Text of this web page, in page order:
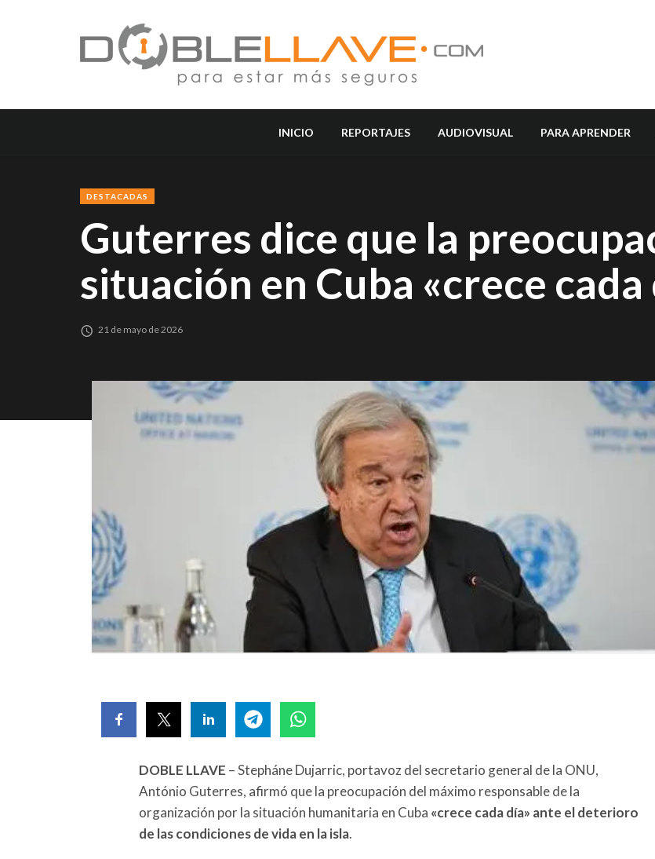
INICIO REPORTAJES AUDIOVISUAL PARA APRENDER
DESTACADAS
Guterres dice que la
situación en Cuba «crece cada
21 de mayo de 2026
DOBLE LLAVE – Stepháne Dujarric, portavoz del secretario general de la ONU,
António Guterres, afirmó que la preocupación del máximo responsable de la
organización por la situación humanitaria en Cuba «crece cada día» ante el deterioro
de las condiciones de vida en la isla.